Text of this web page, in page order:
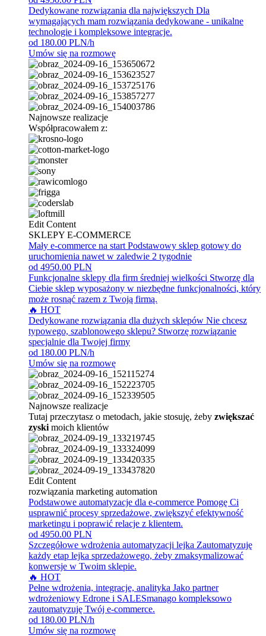
Dedykowane rozwiązania dla największych Dla
wymagających mam rozwiązania dedykowane - unikalne
technologie i kompleksowe integracje.
od 180.00 PLN/h
Umów się na rozmowę
Najnowsze realizacje
Współpracowałem z:
Edit Content
SKLEPY E-COMMERCE
Mały e-commerce na start Podstawowy sklep gotowy do
uruchomienia nawet w zaledwie 2 tygodnie
od 4950.00 PLN
Funkcjonalne sklepy dla firm średniej wielkości Stworzę dla
Ciebie sklep wyposażony w niezbędne funkcjonalności, który
może rosnąć razem z Twoją firmą.
🔥 HOT
Dedykowane rozwiązania dla dużych sklepów Nie chcesz
typowego, szablonowego sklepu? Stworzę rozwiązanie
specjalnie dla Twojej firmy
od 180.00 PLN/h
Umów się na rozmowę
Najnowsze realizacje
Tutaj przeczytasz o metodach, jakie stosuję, żeby zwiększać
zyski moich klientów
Edit Content
rozwiązania marketing automation
Podstawowe automatyzacje dla e-commerce Pomogę Ci
usprawnić procesy sprzedażowe, zwiększyć efektywność
marketingu i poprawić relacje z klientem.
od 4950.00 PLN
Szczegółowe wdrożenia automatyzacji lejka Zautomatyzuję
każdy etap lejka sprzedażowego, żeby zmaksymalizować
konwersje w Twoim sklepie.
🔥 HOT
Pełne wdrożenia, integracje, analityka Jako partner
wdrożeniowy Edrone i SALESmanago kompleksowo
zautomatyzuję Twój e-commerce.
od 180.00 PLN/h
Umów się na rozmowę